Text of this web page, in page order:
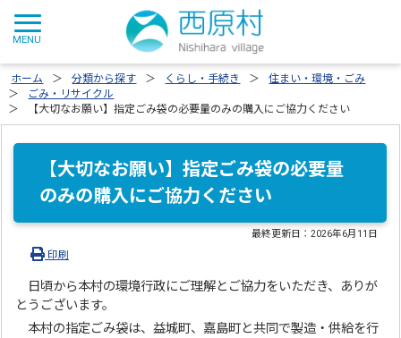
ホーム 分類から探す くらし・手続き
住まい・環境・ごみ
ごみ・リサイクル
【大切なお願い】指定ごみ袋の必要量のみの購入にご協力ください
【大切なお願い】指定ごみ袋の必要量
のみの購入にご協力ください
最終更新日：2026年6月11日
印刷
日頃から本村の環境行政にご理解とご協力をいただき、ありが
とうございます。
本村の指定ごみ袋は、益城町、嘉島町と共同で製造・供給を行